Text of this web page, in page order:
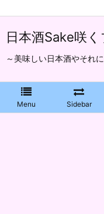
日本酒Sake咲
～美味しい日本酒やそれ
Menu Sidebar